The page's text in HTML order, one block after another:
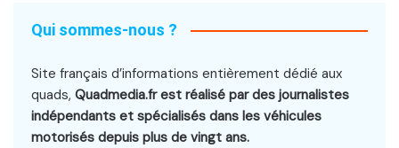
Qui sommes-nous ?
Site français d’informations entièrement dédié aux
quads, Quadmedia.fr est réalisé par des journalistes
indépendants et spécialisés dans les véhicules
motorisés depuis plus de vingt ans.